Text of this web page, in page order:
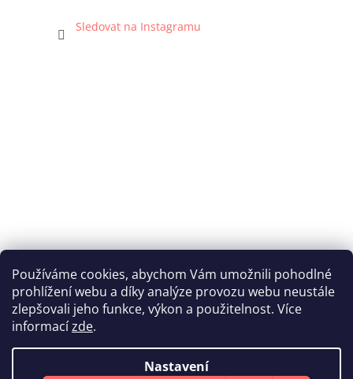
Používáme cookies, abychom Vám umožnili pohodlné
prohlížení webu a díky analýze provozu webu neustále
zlepšovali jeho funkce, výkon a použitelnost. Více
informacízde.
Nastavení
Sledovat na Instagramu
Katka Hromasová Foto
Vytvořil Shoptet